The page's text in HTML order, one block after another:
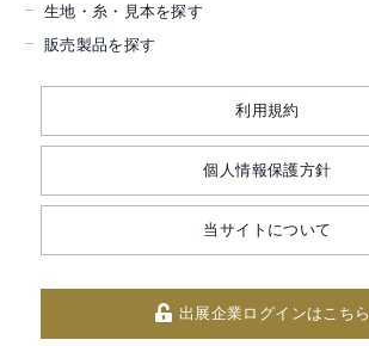
生地・糸・見本を探す
販売製品を探す
利用規約
個人情報保護方針
当サイトについて
出展企業ログインはこちら